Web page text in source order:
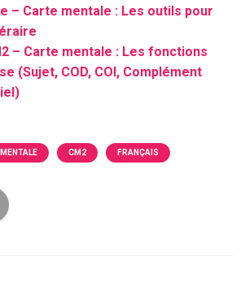
– Carte mentale : Les outils pour
– Carte mentale : Les fonctions
(Sujet, COD, COI, Complément
CM2 FRANÇAIS